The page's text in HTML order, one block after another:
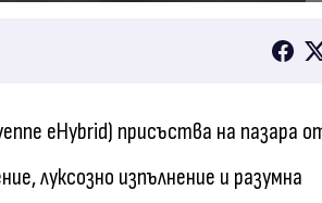
eHybrid) присъства на пазара
луксозно изпълнение и разумна